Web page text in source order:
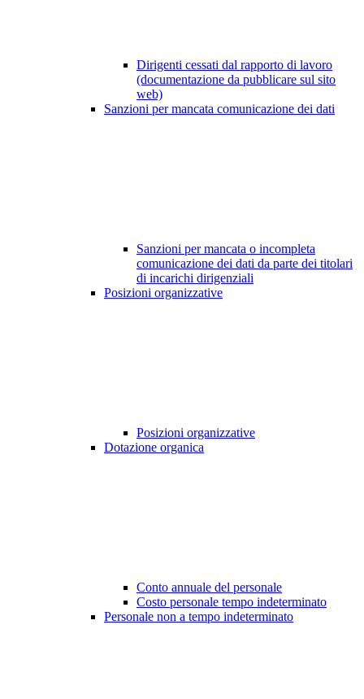
Dirigenti cessati dal rapporto di lavoro
(documentazione da pubblicare sul sito
web)
Sanzioni per mancata comunicazione dei dati
Sanzioni per mancata o incompleta
comunicazione dei dati da parte dei titolari
di incarichi dirigenziali
Posizioni organizzative
Posizioni organizzative
Dotazione organica
Conto annuale del personale
Costo personale tempo indeterminato
Personale non a tempo indeterminato